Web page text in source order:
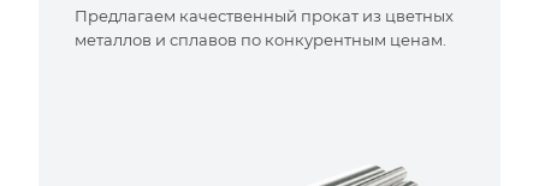
Предлагаем качественный прокат из цветных
металлов и сплавов по конкурентным ценам.